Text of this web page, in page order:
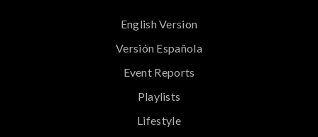
English Version
Versión Española
Event Reports
Playlists
Lifestyle